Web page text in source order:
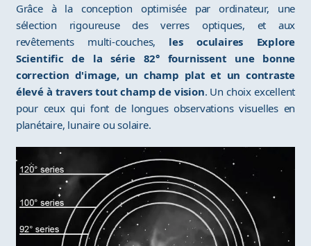
Grâce à la conception optimisée par ordinateur, une
sélection rigoureuse des verres optiques, et aux
revêtements multi-couches, les oculaires Explore
Scientific de la série 82° fournissent une bonne
correction d'image, un champ plat et un contraste
élevé à travers tout champ de vision. Un choix excellent
pour ceux qui font de longues observations visuelles en
planétaire, lunaire ou solaire.